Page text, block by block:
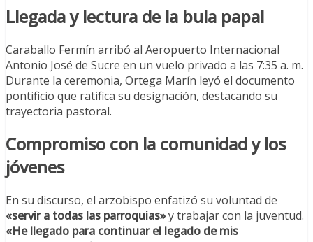
Llegada y lectura de la bula papal
Caraballo Fermín arribó al Aeropuerto Internacional
Antonio José de Sucre en un vuelo privado a las 7:35 a. m.
Durante la ceremonia, Ortega Marín leyó el documento
pontificio que ratifica su designación, destacando su
trayectoria pastoral.
Compromiso con la comunidad y los
jóvenes
En su discurso, el arzobispo enfatizó su voluntad de
«servir a todas las parroquias»y trabajar con la juventud.
«He llegado para continuar el legado de mis